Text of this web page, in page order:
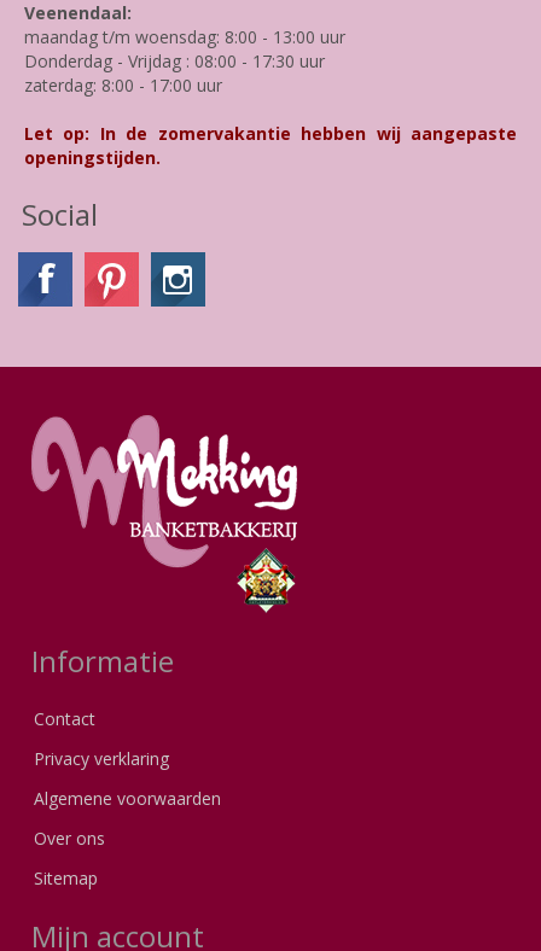
Veenendaal:
maandag t/m woensdag: 8:00 - 13:00 uur
Donderdag - Vrijdag : 08:00 - 17:30 uur
zaterdag: 8:00 - 17:00 uur
Let op: In de zomervakantie hebben wij aangepaste
openingstijden.
Social
Informatie
Contact
Privacy verklaring
Algemene voorwaarden
Over ons
Sitemap
Mijn account